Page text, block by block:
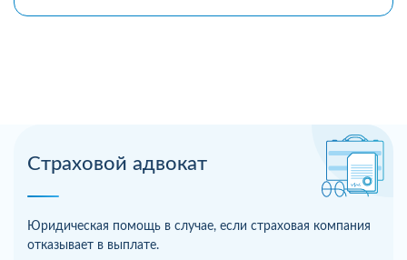
Страховой адвокат
Юридическая помощь в случае, если страховая компания
отказывает в выплате.